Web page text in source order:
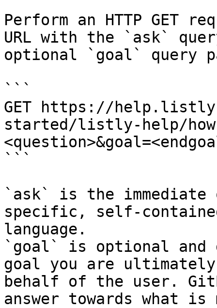
Perform an HTTP GET
URL with the `ask`
optional `goal` query
```
GET https://
started/listly-help/
```
`ask` is the
specific, self-
language.
`goal` is optional and
goal you are
behalf of the user.
answer towards what